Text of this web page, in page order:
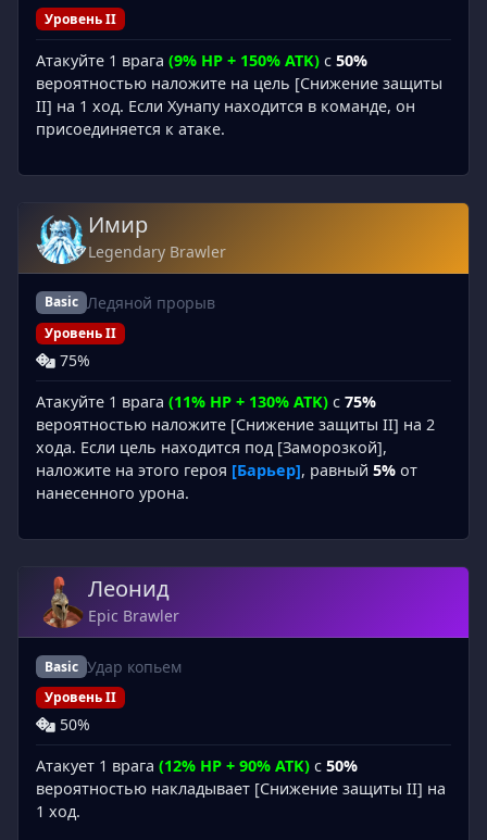
Уровень II
Атакуйте 1 врага (9% HP + 150% ATK) с 50%
вероятностью наложите на цель [Снижение защиты
II] на 1 ход. Если Хунапу находится в команде, он
присоединяется к атаке.
Имир
Legendary Brawler
Basic Ледяной прорыв
Уровень II
75%
Атакуйте 1 врага (11% HP + 130% ATK) с 75%
вероятностью наложите [Снижение защиты II] на 2
хода. Если цель находится под [Заморозкой],
наложите на этого героя [Барьер], равный 5% от
нанесенного урона.
Леонид
Epic Brawler
Basic Удар копьем
Уровень II
50%
Атакует 1 врага (12% HP + 90% ATK) с 50%
вероятностью накладывает [Снижение защиты II] на
1 ход.